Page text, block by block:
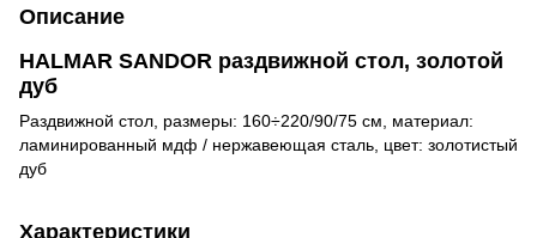
Описание
HALMAR SANDOR раздвижной стол, золотой
дуб
Раздвижной стол, размеры: 160÷220/90/75 см, материал:
ламинированный мдф / нержавеющая сталь, цвет: золотистый
дуб
Характеристики